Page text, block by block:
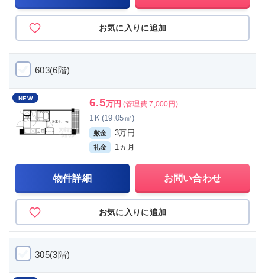
お気に入りに追加
603(6階)
NEW 6.5万円 (管理費 7,000円)
1Ｋ(19.05㎡)
敷金 3万円
礼金 1ヵ月
物件詳細 お問い合わせ
お気に入りに追加
305(3階)